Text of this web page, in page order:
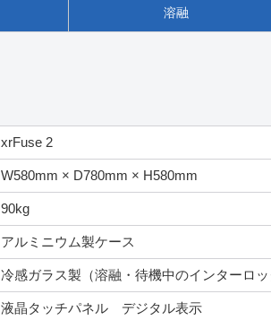
溶融
xrFuse 2
W580mm × D780mm × H580mm
90kg
アルミニウム製ケース
冷感ガラス製（溶融・待機中のインターロ
液晶タッチパネル デジタル表示